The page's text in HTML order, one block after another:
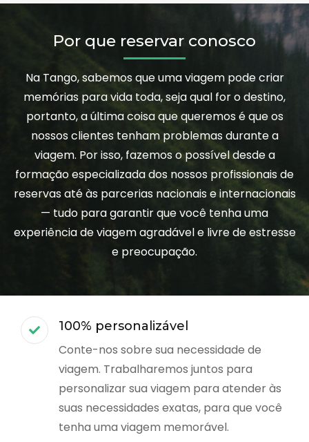
Por que reservar conosco
Na Tango, sabemos que uma viagem pode criar
memórias para vida toda, seja qual for o destino,
portanto, a última coisa que queremos é que os
nossos clientes tenham problemas durante a
viagem. Por isso, fazemos o possível desde a
formação especializada dos nossos profissionais de
reservas até às parcerias nacionais e internacionais
— tudo para garantir que você tenha uma
experiência de viagem agradável e livre de estresse
e preocupação.
100% personalizável
Conte-nos sobre sua necessidade de
viagem. Trabalharemos juntos para
personalizar sua viagem para atender às
suas necessidades exatas, para que você
tenha uma viagem memorável.